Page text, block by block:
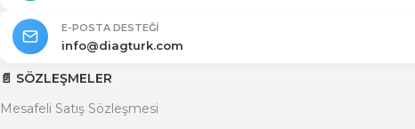
E-POSTA DESTEĞI
info@diagturk.com
📄 SÖZLEŞMELER
Mesafeli Satış Sözleşmesi